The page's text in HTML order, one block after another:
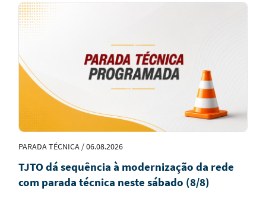
Notícias
em
PARADA TÉCNICA / 06.08.2026
TJTO dá sequência à modernização da rede
com parada técnica neste sábado (8/8)